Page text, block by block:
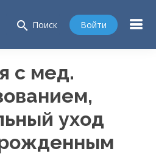
search Поиск Войти
с мед.
уход